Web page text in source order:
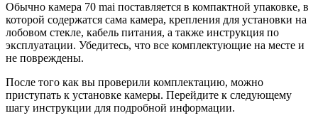
Обычно камера 70 mai поставляется в компактной упаковке, в
которой содержатся сама камера, крепления для установки на
лобовом стекле, кабель питания, а также инструкция по
эксплуатации. Убедитесь, что все комплектующие на месте и
не повреждены.
После того как вы проверили комплектацию, можно
приступать к установке камеры. Перейдите к следующему
шагу инструкции для подробной информации.